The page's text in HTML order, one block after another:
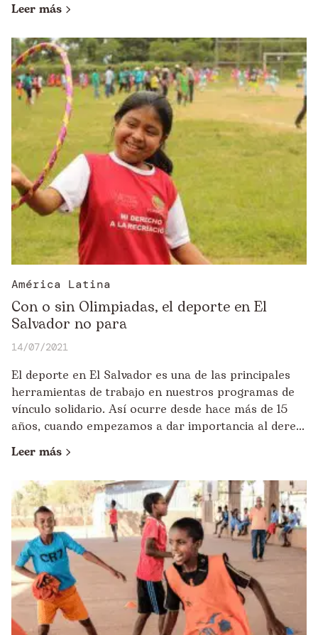
Leer más
América Latina
Con o sin Olimpiadas, el deporte en El
Salvador no para
14/07/2021
El deporte en El Salvador es una de las principales
herramientas de trabajo en nuestros programas de
vínculo solidario. Así ocurre desde hace más de 15
años, cuando empezamos a dar importancia al dere...
Leer más